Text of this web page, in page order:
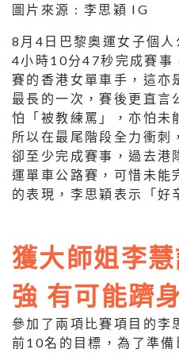
圖片來源 : 李思穎 IG
8月4日巴黎奧運女子個
4小時10分47秒完成賽事
賽的香港女單車手，這亦
最長的一次，賽後更直言
怕「被教練罵」，亦怕未
所以在最尾階段全力衝刺
卻至少完成賽事，過去港
運單車公路賽，可惜未能
的表現，李思穎表示「好
獲大師姐李
強 有可能躋
參加了兩項比賽項目的李
前10名的目標，為了準